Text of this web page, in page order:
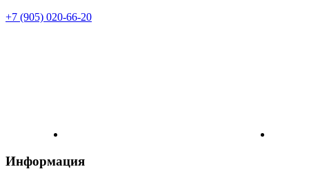
+7 (905) 020-66-20
Информация